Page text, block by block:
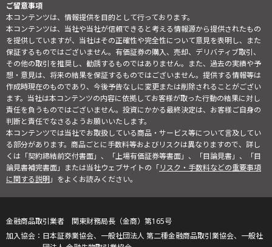
ご留意事項
本コンテンツは、情報提供を目的として行っております。
本コンテンツは、当社や当社が信頼できると考える情報源から提供されたもの
を提供していますが、当社はその正確性や完全性について意見を表明し、また
保証するものではございません。有価証券の購入、売却、デリバティブ取引、
その他の取引を推奨し、勧誘するものではありません。また、過去の実績や予
想・意見は、将来の結果を保証するものではございません。提供する情報等は
作成時現在のものであり、今後予告なしに変更または削除されることがござい
ます。当社は本コンテンツの内容に依拠してお客様が取った行動の結果に対し
責任を負うものではございません。投資にかかる最終決定は、お客様ご自身の
判断と責任でなさるようお願いいたします。
本コンテンツでは当社でお取扱している商品・サービス等について言及してい
る部分があります。商品ごとに手数料等およびリスクは異なりますので、詳し
くは「契約締結前交付書面」、「上場有価証券等書面」、「目論見書」、「目
論見書補完書面」または当社ウェブサイトの「リスク・手数料などの重要事項
に関する説明」をよくお読みください。
金融商品取引業者 関東財務局長（金商）第165号
日本証券業協会、一般社団法人 第二種金融商品取引業協会、一般社